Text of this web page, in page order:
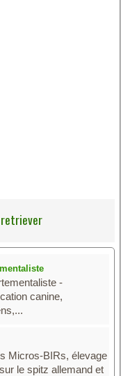
retriever
-
canine,
Micros-BIRs, élevage
le spitz allemand et